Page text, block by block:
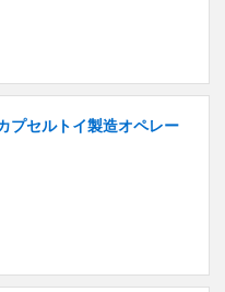
プセルトイ製造オペレー